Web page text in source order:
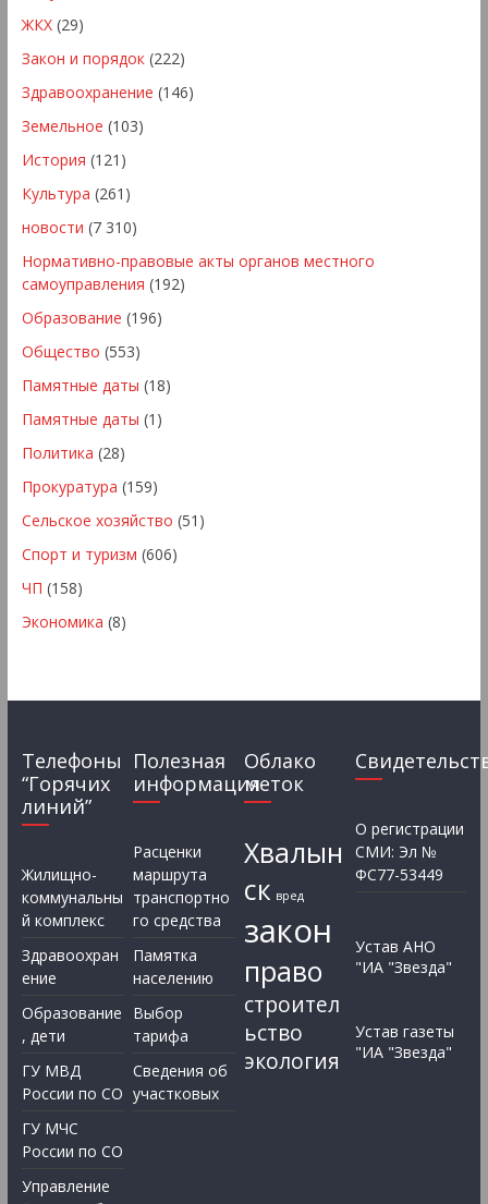
ЖКХ(29)
Закон и порядок(222)
Здравоохранение (146)
Земельное (103)
История (121)
Культура (261)
новости (7 310)
Нормативно-правовые акты органов местного
самоуправления (192)
Образование (196)
Общество (553)
Памятные даты (18)
Памятные даты (1)
Политика (28)
Прокуратура (159)
Сельское хозяйство (51)
Спорт и туризм (606)
ЧП (158)
Экономика (8)
Телефоны
“Горячих
линий”
Жилищно-
коммунальны
й комплекс
Здравоохран
ение
Образование
, дети
ГУ МВД
России по СО
ГУ МЧС
России по СО
Управление
Полезная
информация
Расценки
маршрута
транспортно
го средства
Памятка
населению
Выбор
тарифа
Сведения об
участковых
Облако
меток
Хвалын
ск вред
закон
право
строител
ьство
экология
О регистрации
СМИ: Эл №
ФС77-53449
Устав АНО
"ИА "Звезда"
Устав газеты
"ИА "Звезда"